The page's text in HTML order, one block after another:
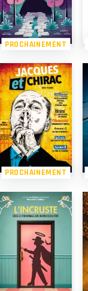
PROCHAINEMENT
PROCHAINEMENT